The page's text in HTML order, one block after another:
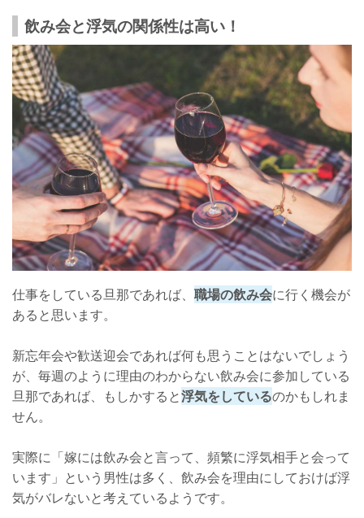
浮気のチェックポイント②：見た目の変化で見抜く
さいごに
飲み会と浮気の関係性は高い！
仕事をしている旦那であれば、 職場の飲み会に行く機会が
あると思います。
新忘年会や歓送迎会であれば何も思うことはないでしょう
が、毎週のように理由のわからない飲み会に参加している
旦那であれば、もしかすると浮気をしているのかもしれま
せん。
実際に「嫁には飲み会と言って、頻繁に浮気相手と会って
います」という男性は多く、飲み会を理由にしておけば浮
気がバレないと考えているようです。